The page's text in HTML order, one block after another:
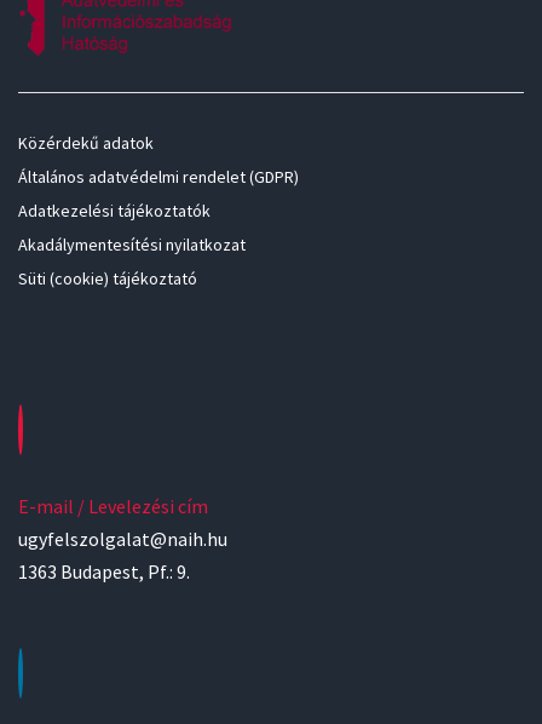
Közérdekű adatok
Általános adatvédelmi rendelet (GDPR)
Adatkezelési tájékoztatók
Akadálymentesítési nyilatkozat
Süti (cookie) tájékoztató
E-mail / Levelezési cím
ugyfelszolgalat@naih.hu
1363 Budapest, Pf.: 9.